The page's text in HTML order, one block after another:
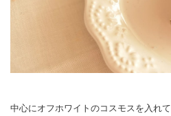
中心にオフホワイトのコスモスを入れて